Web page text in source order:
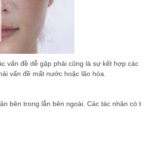
vấn đề dễ gặp phải cũng là sự kết hợp
vấn đề mất nước hoặc lão hóa.
bên trong lẫn bên ngoài. Các tác nhân